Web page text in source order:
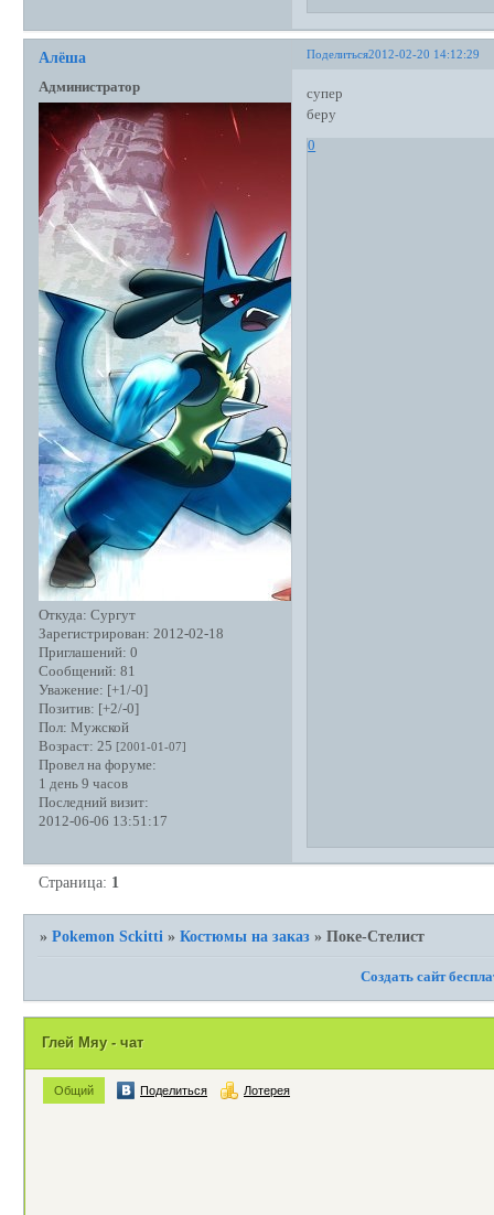
Поделиться2012-02-20 14:12:29
Алёша
Администратор
Откуда: Сургут
Зарегистрирован: 2012-02-18
Приглашений: 0
Сообщений: 81
Уважение: [+1/-0]
Позитив: [+2/-0]
Пол: Мужской
Возраст: 25 [2001-01-07]
Провел на форуме:
1 день 9 часов
Последний визит:
2012-06-06 13:51:17
супер
беру
0
Страница: 1
»Pokemon Sckitti »Костюмы на заказ »Поке-Стелист
Создать сайт